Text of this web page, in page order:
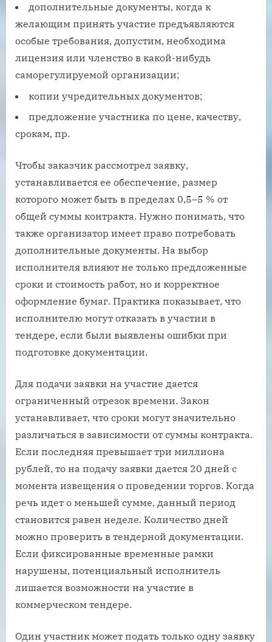
дополнительные документы, когда к
желающим принять участие предъявляются
особые требования, допустим, необходима
лицензия или членство в какой-нибудь
саморегулируемой организации;
копии учредительных документов;
предложение участника по цене, качеству,
срокам, пр.
Чтобы заказчик рассмотрел заявку,
устанавливается ее обеспечение, размер
которого может быть в пределах 0,5–5 % от
общей суммы контракта. Нужно понимать, что
также организатор имеет право потребовать
дополнительные документы. На выбор
исполнителя влияют не только предложенные
сроки и стоимость работ, но и корректное
оформление бумаг. Практика показывает, что
исполнителю могут отказать в участии в
тендере, если были выявлены ошибки при
подготовке документации.
Для подачи заявки на участие дается
ограниченный отрезок времени. Закон
устанавливает, что сроки могут значительно
различаться в зависимости от суммы контракта.
Если последняя превышает три миллиона
рублей, то на подачу заявки дается 20 дней с
момента извещения о проведении торгов. Когда
речь идет о меньшей сумме, данный период
становится равен неделе. Количество дней
можно проверить в тендерной документации.
Если фиксированные временные рамки
нарушены, потенциальный исполнитель
лишается возможности на участие в
коммерческом тендере.
Один участник может подать только одну заявку